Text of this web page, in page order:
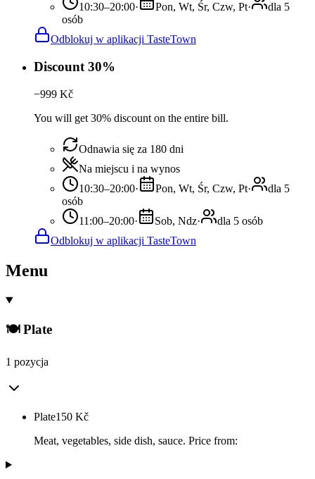
10:30–20:00· Pon, Wt, Śr, Czw, Pt·
dla 5
osób
Odblokuj w aplikacji TasteTown
Discount 30%
−999 Kč
You will get 30% discount on the entire bill.
Odnawia się za 180 dni
Na miejscu i na wynos
10:30–20:00· Pon, Wt, Śr, Czw, Pt·
dla 5
osób
11:00–20:00· Sob, Ndz·
dla 5 osób
Odblokuj w aplikacji TasteTown
Menu
🍽️ Plate
1 pozycja
Plate150 Kč
Meat, vegetables, side dish, sauce. Price from: